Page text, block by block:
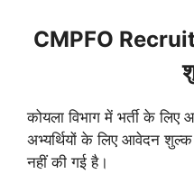
CMPFO
कोयला विभाग में भर्ती के
अभ्यर्थियों के लिए आवेदन
नहीं की गई है।